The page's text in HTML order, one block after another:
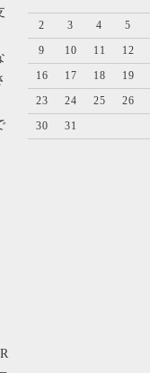
2
3 4 5
9
10 11 12
16
17 18 19
23
24 25 26
30
31